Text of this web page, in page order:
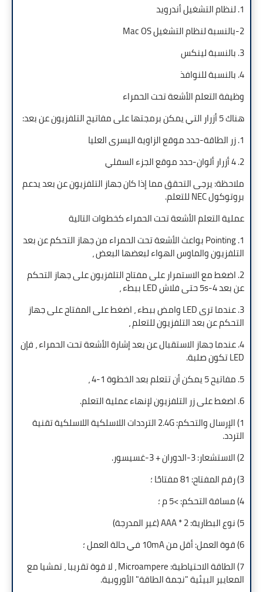
1. لنظام التشغيل أندرويد
2-بالنسبة لنظام التشغيل Mac OS
3. بالنسبة لينكس
4. بالنسبة للنوافذ
وظيفة التعلم الأشعة تحت الحمراء
هناك 5 أزرار التي يمكن برمجتها على مفاتيح التلفزيون عن بعد:
1. زر الطاقة-حدد موقع الزاوية اليسرى العليا
2. 4 أزرار ألوان-حدد موقع الجزء السفلي
ملاحظة: يرجى التحقق مما إذا كان جهاز التلفزيون عن بعد يدعم
بروتوكول NEC للتعلم.
عملية التعلم الأشعة تحت الحمراء كخطوات التالية
1. Pointing بواعث الأشعة تحت الحمراء من جهاز التحكم عن بعد
التلفزيون والماوس الهواء لبعضها البعض ،
2. اضغط مع الاستمرار على مفتاح التلفزيون على جهاز التحكم
عن بعد 4-5s حتى فلاش LED ببطء ،
3. عندما ترى LED وامض ببطء ، اضغط على المفتاح على جهاز
التحكم عن بعد التلفزيون للتعلم ،
4. عندما جهاز الاستقبال عن بعد إشارة الأشعة تحت الحمراء ، فإن
LED تكون صلبة.
5. مفاتيح 5 يمكن أن تتعلم بعد الخطوة 1-4 ،
6. اضغط على زر التلفزيون لإنهاء عملية التعلم.
1) الإرسال والتحكم: 2.4G الترددات اللاسلكية اللاسلكية تقنية
التردد.
2) الاستشعار: 3-الدوران + 3-غسيسور.
3) رقم المفتاح: 81 مفتاحًا ؛
4) مسافة التحكم: >5 م ؛
5) نوع البطارية: AAA * 2 (غير المدرجة)
6) قوة العمل: أقل من 10mA في حالة العمل ؛
7) الطاقة الاحتياطية: Microampere ، لا قوة تقريبا ، تمشيا مع
المعايير البيئية "نجمة الطاقة" الأوروبية.